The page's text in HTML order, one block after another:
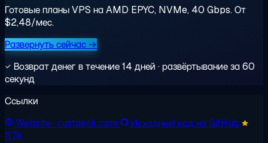
Готовые планы VPS на AMD EPYC, NVMe, 40 Gbps. От
$2,48/мес.
Развернуть сейчас →
Возврат денег в течение 14 дней · развёртывание за 60
секунд
Ссылки
Website· rustdesk.com
Исходный код на GitHub
117k